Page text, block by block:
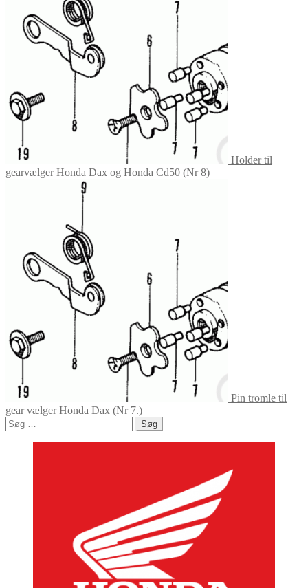
Holder til
gearvælger Honda Dax og Honda Cd50 (Nr 8)
Pin tromle til
gear vælger Honda Dax (Nr 7.)
Søg
efter: